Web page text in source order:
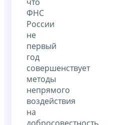
ФНС
России
не
первый
год
совершенствует
методы
непрямого
воздействия
на
добросовестность